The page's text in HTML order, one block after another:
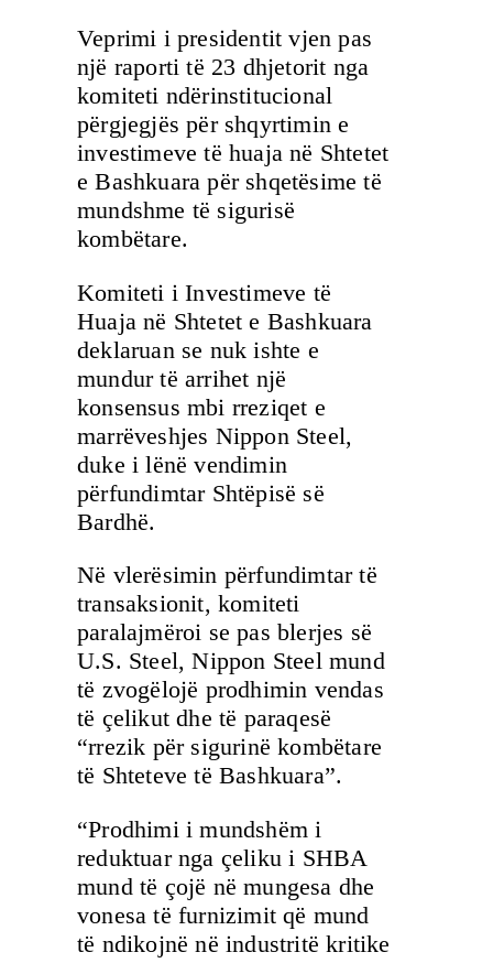
Veprimi i presidentit vjen pas
një raporti të 23 dhjetorit nga
komiteti ndërinstitucional
përgjegjës për shqyrtimin e
investimeve të huaja në Shtetet
e Bashkuara për shqetësime të
mundshme të sigurisë
kombëtare.
Komiteti i Investimeve të
Huaja në Shtetet e Bashkuara
deklaruan se nuk ishte e
mundur të arrihet një
konsensus mbi rreziqet e
marrëveshjes Nippon Steel,
duke i lënë vendimin
përfundimtar Shtëpisë së
Bardhë.
Në vlerësimin përfundimtar të
transaksionit, komiteti
paralajmëroi se pas blerjes së
U.S. Steel, Nippon Steel mund
të zvogëlojë prodhimin vendas
të çelikut dhe të paraqesë
“rrezik për sigurinë kombëtare
të Shteteve të Bashkuara”.
“Prodhimi i mundshëm i
reduktuar nga çeliku i SHBA
mund të çojë në mungesa dhe
vonesa të furnizimit që mund
të ndikojnë në industritë kritike